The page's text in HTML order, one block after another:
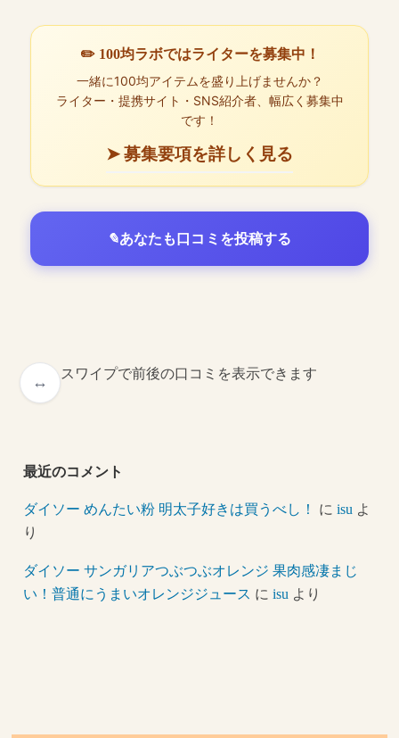
✏️ 100均ラボではライターを募集中！
一緒に100均アイテムを盛り上げませんか？
ライター・提携サイト・SNS紹介者、幅広く募集中
です！
➤ 募集要項を詳しく見る
あなたも口コミを投稿する
スワイプで前後の口コミを表示できます
最近のコメント
ダイソー めんたい粉 明太子好きは買うべし！ にisu よ
り
ダイソー サンガリアつぶつぶオレンジ 果肉感凄まじ
い！普通にうまいオレンジジュース にisu より